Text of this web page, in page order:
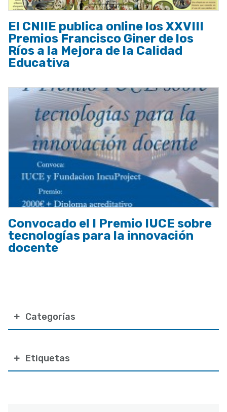
Categorías
Etiquetas
El CNIIE publica online los XXVIII
Premios Francisco Giner de los
Ríos a la Mejora de la Calidad
Educativa
Convocado el I Premio IUCE sobre
tecnologías para la innovación
docente